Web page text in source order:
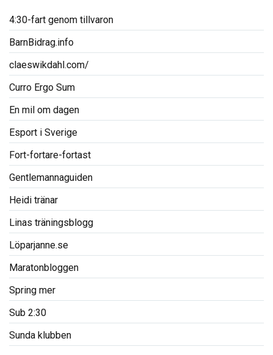
4:30-fart genom tillvaron
BarnBidrag.info
claeswikdahl.com/
Curro Ergo Sum
En mil om dagen
Esport i Sverige
Fort-fortare-fortast
Gentlemannaguiden
Heidi tränar
Linas träningsblogg
Löparjanne.se
Maratonbloggen
Spring mer
Sub 2:30
Sunda klubben